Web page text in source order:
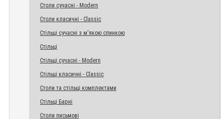
Столи сучасні - Modern
Столи класичні - Classic
Стільці сучасні з м'якою спинкою
Стільці
Стільці сучасні - Modern
Стільці класичні - Classic
Столи та стільці комплектами
Стільці Барні
Столи письмові